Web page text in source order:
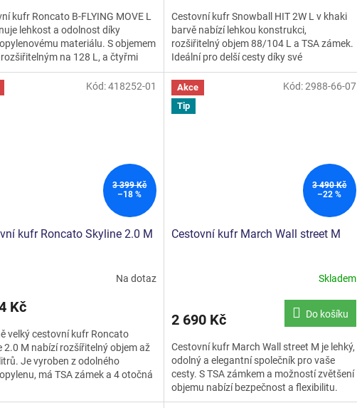
kufr Roncato B-FLYING MOVE L
lehkost a odolnost díky
materiálu. S objemem
na 128 L, a čtyřmi
je ideální pro...
z
5
hvězdiček.
Cestovní kufr Snowball HIT 2W L v khaki
barvě nabízí lehkou konstrukci,
rozšiřitelný objem 88/104 L a TSA zámek.
Ideální pro delší cesty díky své
praktičnosti a stylu. Rozměry...
3 399 Kč
–18 %
kufr Roncato Skyline 2.0 M
Na dotaz
Kč
velký cestovní kufr Roncato
2.0 M nabízí rozšířitelný objem až
Je vyroben z odolného
má TSA zámek a 4 otočná
Kód:418252-01
Akce
Tip
3 490 Kč
–22 %
Cestovní kufr March Wall street M
Skladem
2 690 Kč Do košíku
Cestovní kufr March Wall street M je lehký,
odolný a elegantní společník pro vaše
cesty. S TSA zámkem a možností zvětšení
objemu nabízí bezpečnost a flexibilitu.
Ideální pro...
Kód:2988-66-07